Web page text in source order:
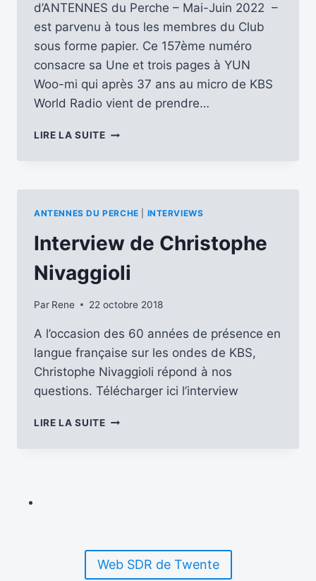
d’ANTENNES du Perche – Mai-Juin 2022 –
est parvenu à tous les membres du Club
sous forme papier. Ce 157ème numéro
consacre sa Une et trois pages à YUN
Woo-mi qui après 37 ans au micro de KBS
World Radio vient de prendre…
LIRE LA SUITEDÉCOUVRONS
PERCHE
–
JUIN
2022)
ANTENNES DU PERCHE INTERVIEWS
Interview de Christophe
Nivaggioli
Par Rene 22 octobre 2018
A l’occasion des 60 années de présence en
langue française sur les ondes de KBS,
Christophe Nivaggioli répond à nos
questions. Télécharger ici l’interview
LIRE LA SUITEINTERVIEW
Web SDR de Twente